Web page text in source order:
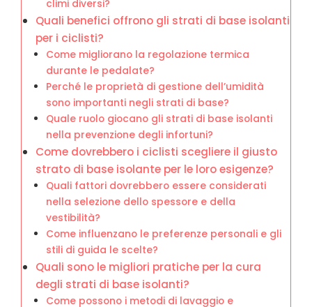
climi diversi?
Quali benefici offrono gli strati di base isolanti
per i ciclisti?
Come migliorano la regolazione termica
durante le pedalate?
Perché le proprietà di gestione dell’umidità
sono importanti negli strati di base?
Quale ruolo giocano gli strati di base isolanti
nella prevenzione degli infortuni?
Come dovrebbero i ciclisti scegliere il giusto
strato di base isolante per le loro esigenze?
Quali fattori dovrebbero essere considerati
nella selezione dello spessore e della
vestibilità?
Come influenzano le preferenze personali e gli
stili di guida le scelte?
Quali sono le migliori pratiche per la cura
degli strati di base isolanti?
Come possono i metodi di lavaggio e